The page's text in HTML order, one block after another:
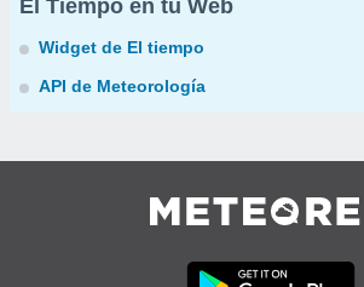
El Tiempo en tu Web
Widget de El tiempo
API de Meteorología